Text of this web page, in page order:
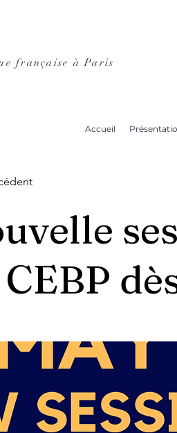
française à Paris
Accueil